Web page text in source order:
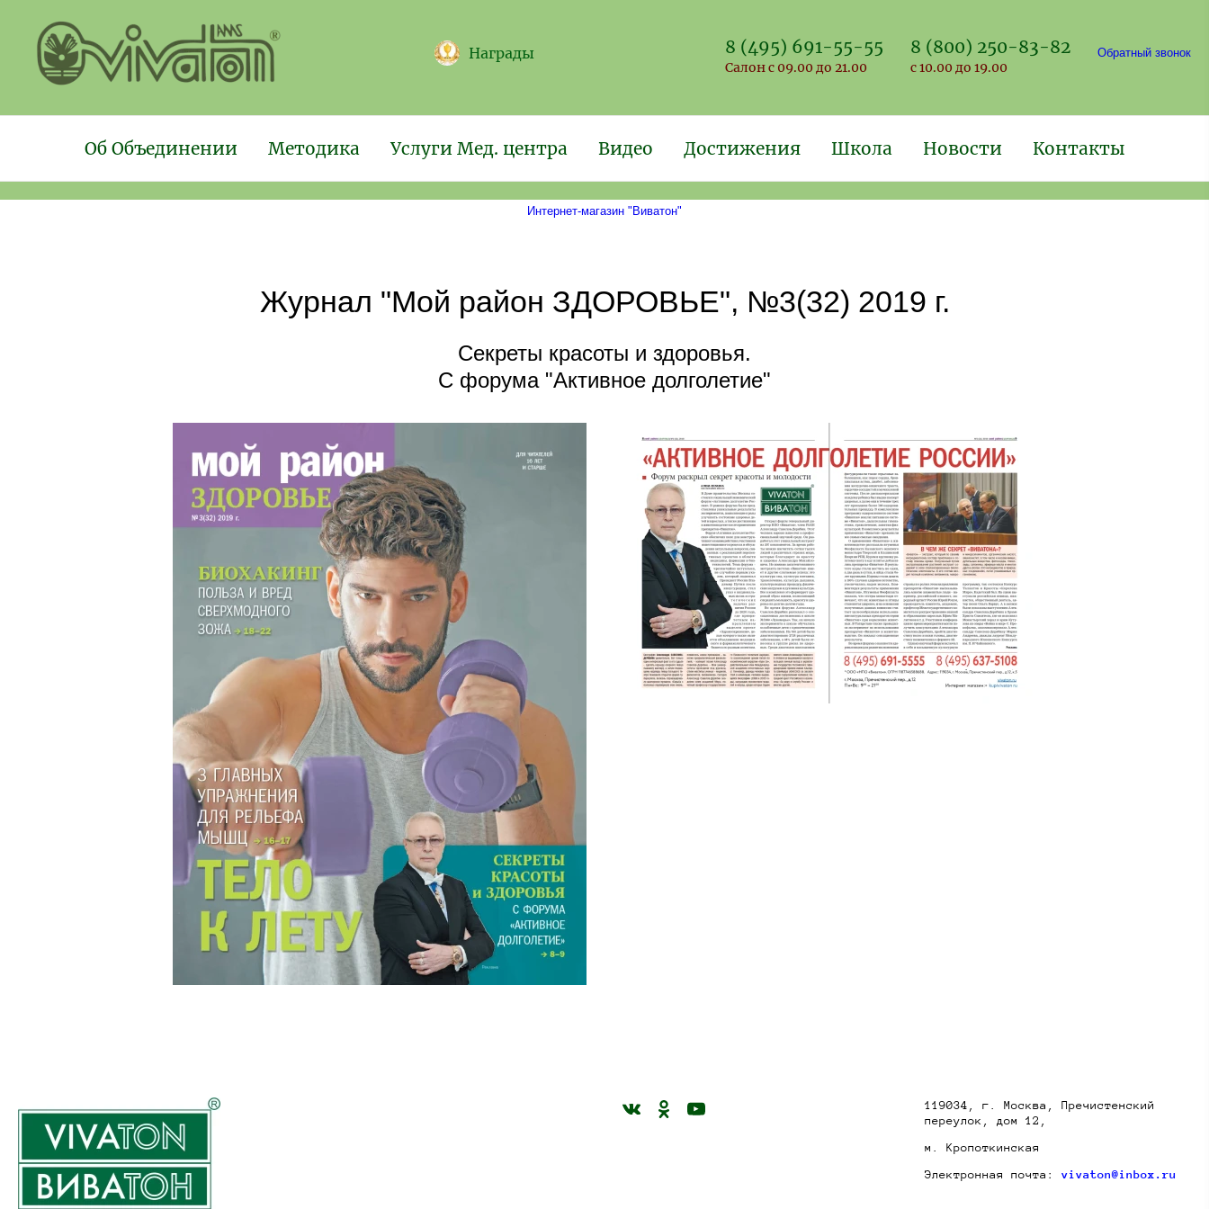
Награды 8 (495) 691-55-55
Салон с 09.00 до 21.00
8 (800) 250-83-82
с 10.00 до 19.00
Обратный звонок
Об Объединении Методика Услуги Мед. центра Видео Достижения Школа Новости Контакты
Интернет-магазин "Виватон"
Журнал "Мой район ЗДОРОВЬЕ", №3(32) 2019 г.
Секреты красоты и здоровья.
С форума "Активное долголетие"
119034, г. Москва, Пречистенский
переулок, дом 12,
м. Кропоткинская
Электронная почта: vivaton@inbox.ru